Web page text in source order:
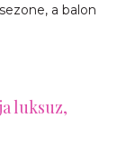
a balon
luksuz,